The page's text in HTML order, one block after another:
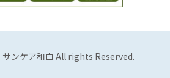
ンケア和白 All rights Reserved.